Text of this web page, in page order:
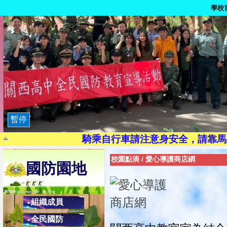
學校
暫停
9月21日為國家防災日
路口
染毒一次，代
茫一時，悔
珍惜生
騎乘自行車請注意身安全，請靠
現代國民應有交通安全三素養：1.搭乘大
2.乘副駕駛座，協助司機安全操作，避
健康上網一起來:「
避免LINE發生盜用詐騙之2不
2.不隨意點選不明之網址
國防園地
組織成員
全民國防
校園點滴 / 愛心導護商店網